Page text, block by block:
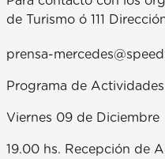
de Turismo ó 111
prensa-
Programa de Actividades
Viernes 09 de Diciembre
19.00 hs. Recepción de